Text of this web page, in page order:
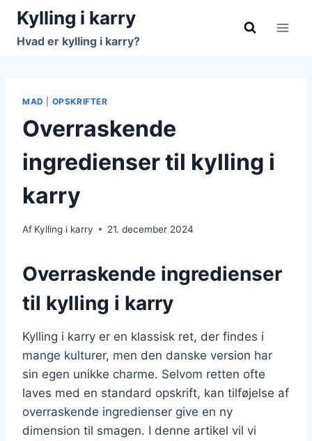
Fortsæt
indhold
Kylling i karry
Hvad er kylling i karry?
MAD OPSKRIFTER
Overraskende
ingredienser til kylling i
karry
Af Kylling i karry 21. december 2024
Overraskende ingredienser
til kylling i karry
Kylling i karry er en klassisk ret, der findes i
mange kulturer, men den danske version har
sin egen unikke charme. Selvom retten ofte
laves med en standard opskrift, kan tilføjelse af
overraskende ingredienser give en ny
dimension til smagen. I denne artikel vil vi